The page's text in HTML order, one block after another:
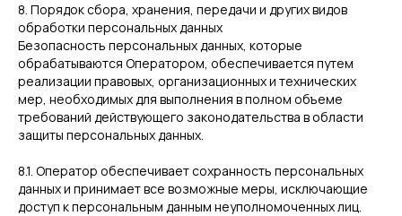
8. Порядок сбора, хранения, передачи и других видов
обработки персональных данных
Безопасность персональных данных, которые
обрабатываются Оператором, обеспечивается путем
реализации правовых, организационных и технических
мер, необходимых для выполнения в полном объеме
требований действующего законодательства в области
защиты персональных данных.
8.1. Оператор обеспечивает сохранность персональных
данных и принимает все возможные меры, исключающие
доступ к персональным данным неуполномоченных лиц.